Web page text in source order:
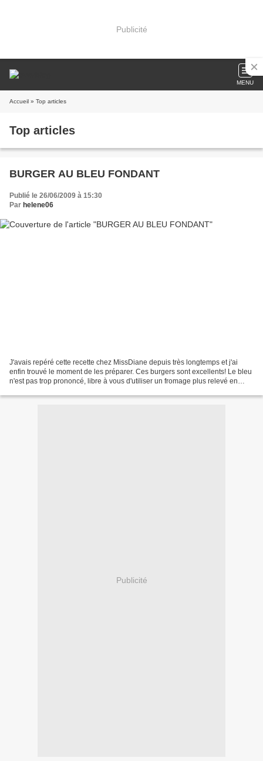
Publicité
MENU
Accueil » Top articles
Top articles
BURGER AU BLEU FONDANT
Publié le 26/06/2009 à 15:30
Par helene06
J'avais repéré cette recette chez MissDiane depuis très longtemps et j'ai
enfin trouvé le moment de les préparer. Ces burgers sont excellents! Le bleu
n'est pas trop prononcé, libre à vous d'utiliser un fromage plus relevé en
Publicité